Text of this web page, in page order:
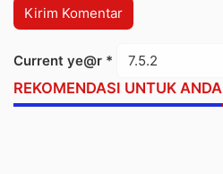
Current ye@r *
REKOMENDASI UNTUK ANDA